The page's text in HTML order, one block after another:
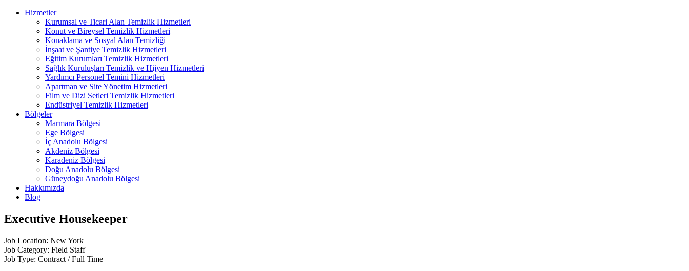
Hizmetler
Kurumsal ve Ticari Alan Temizlik Hizmetleri
Konut ve Bireysel Temizlik Hizmetleri
Konaklama ve Sosyal Alan Temizliği
İnşaat ve Şantiye Temizlik Hizmetleri
Eğitim Kurumları Temizlik Hizmetleri
Sağlık Kuruluşları Temizlik ve Hijyen Hizmetleri
Yardımcı Personel Temini Hizmetleri
Apartman ve Site Yönetim Hizmetleri
Film ve Dizi Setleri Temizlik Hizmetleri
Endüstriyel Temizlik Hizmetleri
Bölgeler
Marmara Bölgesi
Ege Bölgesi
İç Anadolu Bölgesi
Akdeniz Bölgesi
Karadeniz Bölgesi
Doğu Anadolu Bölgesi
Güneydoğu Anadolu Bölgesi
Hakkımızda
Blog
Executive Housekeeper
Job Location: New York
Job Category: Field Staff
Job Type: Contract / Full Time